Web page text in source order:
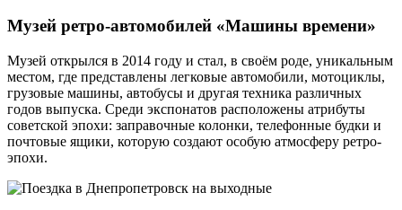
Музей ретро-автомобилей «Машины времени»
Музей открылся в 2014 году и стал, в своём роде, уникальным
местом, где представлены легковые автомобили, мотоциклы,
грузовые машины, автобусы и другая техника различных
годов выпуска. Среди экспонатов расположены атрибуты
советской эпохи: заправочные колонки, телефонные будки и
почтовые ящики, которую создают особую атмосферу ретро-
эпохи.